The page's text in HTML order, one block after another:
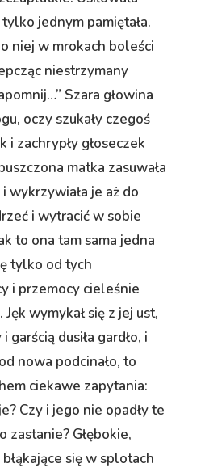
jednym pamiętała.
niej w mrokach boleści
niestrzymany
Szara głowina
oczy szukały czegoś
i zachrypły głoseczek
matka zasuwała
wykrzywiała je aż do
i wytracić w sobie
to ona tam sama jedna
tylko od tych
i przemocy cieleśnie
Jęk wymykał się z jej ust,
garścią dusiła gardło, i
nowa podcinało, to
ciekawe zapytania:
Czy i jego nie opadły te
zastanie? Głębokie,
się w splotach